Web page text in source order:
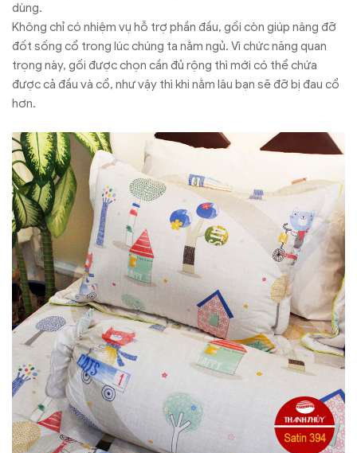
dùng.
Không chỉ có nhiệm vụ hỗ trợ phần đầu, gối còn giúp nâng đỡ
đốt sống cổ trong lúc chúng ta nằm ngủ. Vì chức năng quan
trọng này, gối được chọn cần đủ rộng thì mới có thể chứa
được cả đầu và cổ, như vậy thì khi nằm lâu bạn sẽ đỡ bị đau cổ
hơn.